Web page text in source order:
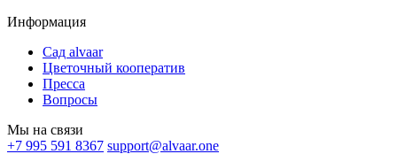
Информация
Сад alvaar
Цветочный кооператив
Пресса
Вопросы
Мы на связи
+7 995 591 8367 support@alvaar.one